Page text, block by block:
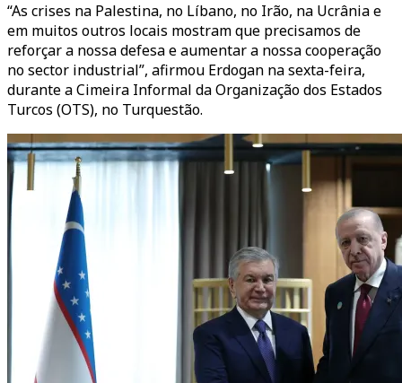
“As crises na Palestina, no Líbano, no Irão, na Ucrânia e
em muitos outros locais mostram que precisamos de
reforçar a nossa defesa e aumentar a nossa cooperação
no sector industrial”, afirmou Erdogan na sexta-feira,
durante a Cimeira Informal da Organização dos Estados
Turcos (OTS), no Turquestão.